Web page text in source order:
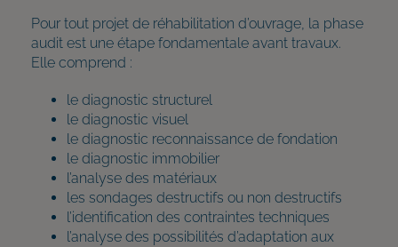
Pour tout projet de réhabilitation d’ouvrage, la phase
audit est une étape fondamentale avant travaux.
Elle comprend :
le diagnostic structurel
le diagnostic visuel
le diagnostic reconnaissance de fondation
le diagnostic immobilier
l’analyse des matériaux
les sondages destructifs ou non destructifs
l’identification des contraintes techniques
l’analyse des possibilités d’adaptation aux